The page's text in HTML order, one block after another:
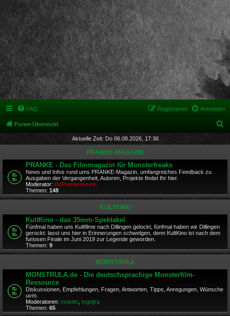
FAQ Anmelden
Registrieren
Foren-Übersicht
h
Aktuelle Zeit: Do 06.08.2026, 17:36
PRANKE-MAGAZIN
PRANKE - Das Filmmagazin für Monsterfreaks
News und Infos rund ums PRANKE-Magazin, umfangreiches Feedback zu
Ausgaben der Vergangenheit, Autoren, Projekte findet Ihr hier.
Moderator: Dr.Prankenstein
Themen: 148
KULTKINO
KultKino - das 35mm-Spektakel
Fünfmal haben uns Kultfilme nach Dillingen gelockt, fünfmal haben wir Dillingen
gerockt: lasst uns hier in Erinnerungen schwelgen, denn KultKino ist nach dem
furiosen Finale im Juni 2019 zur Legende geworden.
Themen: 9
MONSTRULA
MONSTRULA.de - Die deutschsprachige Monsterfilm-
Ressource
Diskussionen, Empfehlungen, Fragen, Antworten, Tipps, Anregungen, Wünsche
uvm.
Moderatoren: molotto Ingojira
Themen: 65